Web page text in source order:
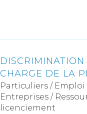
CHARGE DE LA
Particuliers / Emploi
Entreprises /
licenciement